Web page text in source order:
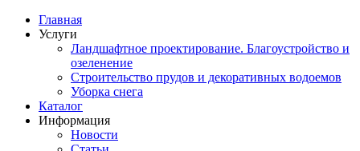
Главная
Услуги
Ландшафтное проектирование. Благоустройство и
озеленение
Строительство прудов и декоративных водоемов
Уборка снега
Каталог
Информация
Новости